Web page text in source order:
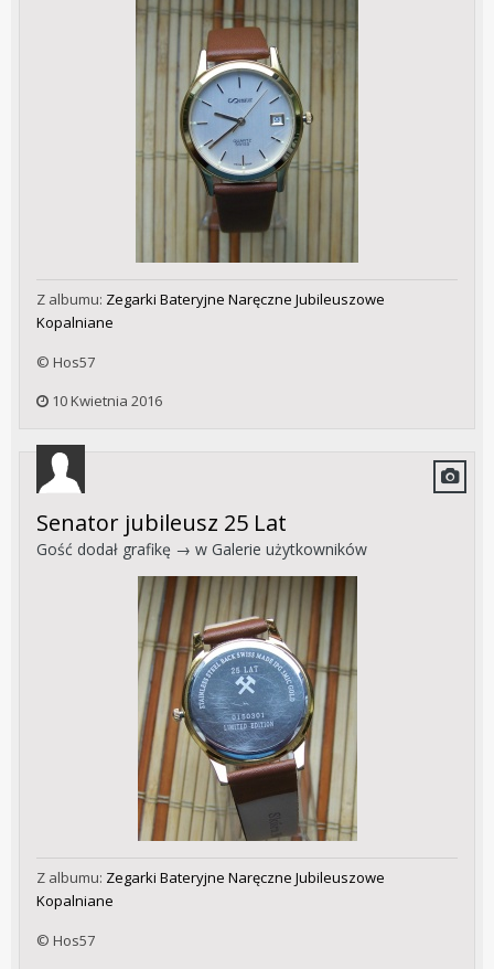
Z albumu: Zegarki Bateryjne Naręczne Jubileuszowe
Kopalniane
© Hos57
10 Kwietnia 2016
Senator jubileusz 25 Lat
Gość dodał grafikę → w Galerie użytkowników
Z albumu: Zegarki Bateryjne Naręczne Jubileuszowe
Kopalniane
© Hos57